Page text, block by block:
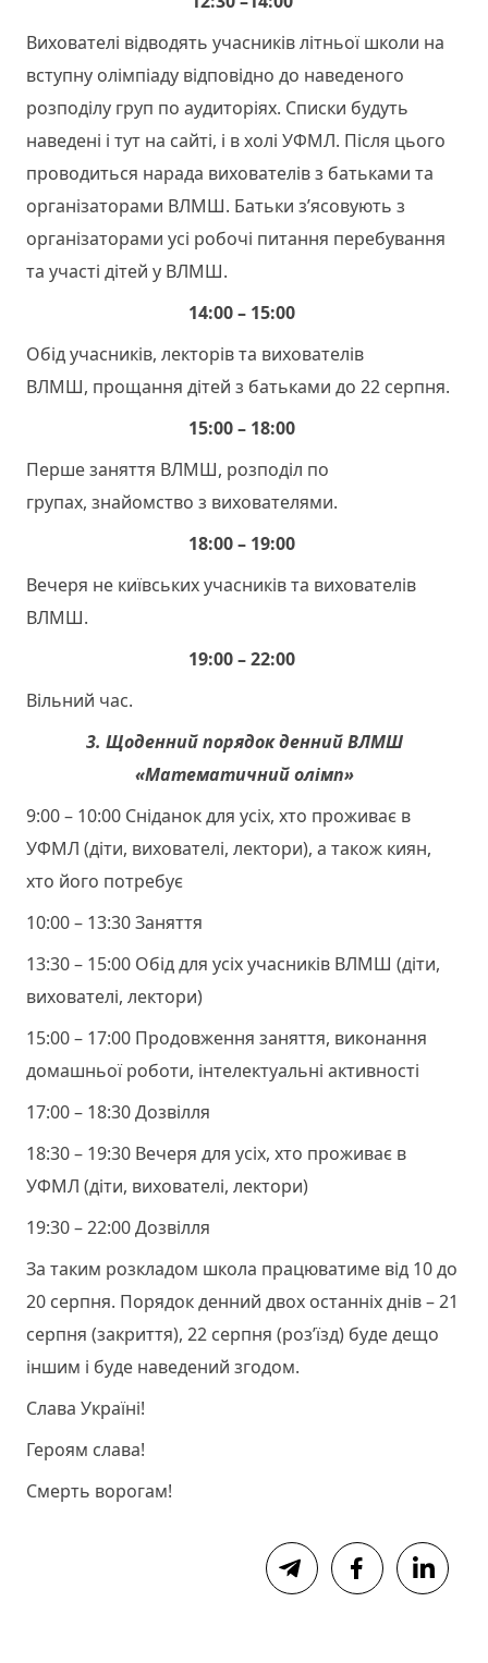
Вихователі відводять учасників літньої школи на
вступну олімпіаду відповідно до наведеного
розподілу груп по аудиторіях. Списки будуть
наведені і тут на сайті, і в холі УФМЛ. Після цього
проводиться нарада вихователів з батьками та
організаторами ВЛМШ. Батьки з’ясовують з
організаторами усі робочі питання перебування
та участі дітей у ВЛМШ.
14:00 – 15:00
Обід учасників, лекторів та вихователів
ВЛМШ, прощання дітей з батьками до 22 серпня.
15:00 – 18:00
Перше заняття ВЛМШ, розподіл по
групах, знайомство з вихователями.
18:00 – 19:00
Вечеря не київських учасників та вихователів
ВЛМШ.
19:00 – 22:00
Вільний час.
3. Щоденний порядок денний ВЛМШ
«Математичний олімп»
9:00 – 10:00​ Сніданок для усіх, хто проживає в
УФМЛ (діти, вихователі, лектори), а також киян,
хто його потребує
10:00 – 13:30​ Заняття
13:30 – 15:00​ Обід для усіх учасників ВЛМШ (діти,
вихователі, лектори)
15:00 – 17:00​ Продовження заняття, виконання
домашньої роботи, інтелектуальні активності
17:00 – 18:30​ Дозвілля
18:30 – 19:30​ Вечеря для усіх, хто проживає в
УФМЛ (діти, вихователі, лектори)
19:30 – 22:00​ Дозвілля
За таким розкладом школа працюватиме від 10 до
20 серпня. Порядок денний двох останніх днів – 21
серпня (закриття), 22 серпня (роз’їзд) буде дещо
іншим і буде наведений згодом.
Слава Україні!
Героям слава!
Смерть ворогам!